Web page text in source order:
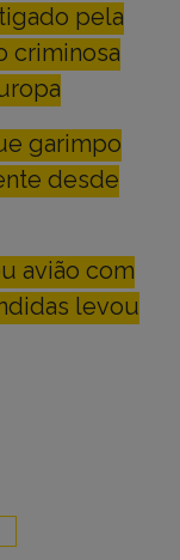
pela
criminosa
garimpo
desde
avião com
levou